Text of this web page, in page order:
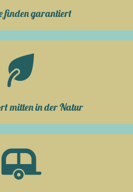
finden garantiert
mitten in der Natur